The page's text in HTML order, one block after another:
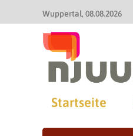
Wuppertal 08.08.2026
Startseite